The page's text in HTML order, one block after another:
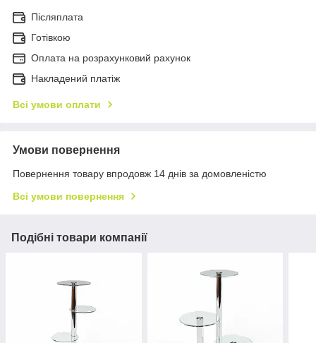
Післяплата
Готівкою
Оплата на розрахунковий рахунок
Накладений платіж
Всі умови оплати
Умови повернення
Повернення товару впродовж 14 днів за домовленістю
Всі умови повернення
Подібні товари компанії